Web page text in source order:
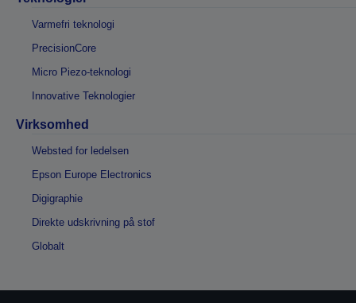
Varmefri teknologi
PrecisionCore
Micro Piezo-teknologi
Innovative Teknologier
Virksomhed
Websted for ledelsen
Epson Europe Electronics
Digigraphie
Direkte udskrivning på stof
Globalt